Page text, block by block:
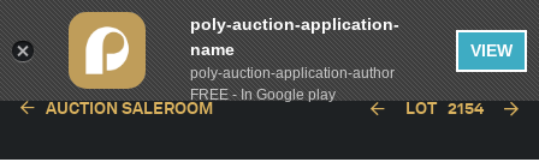
AUCTION SALEROOM LOT 2154
poly-auction-application-
name
poly-auction-application-author
FREE - In Google play
VIEW